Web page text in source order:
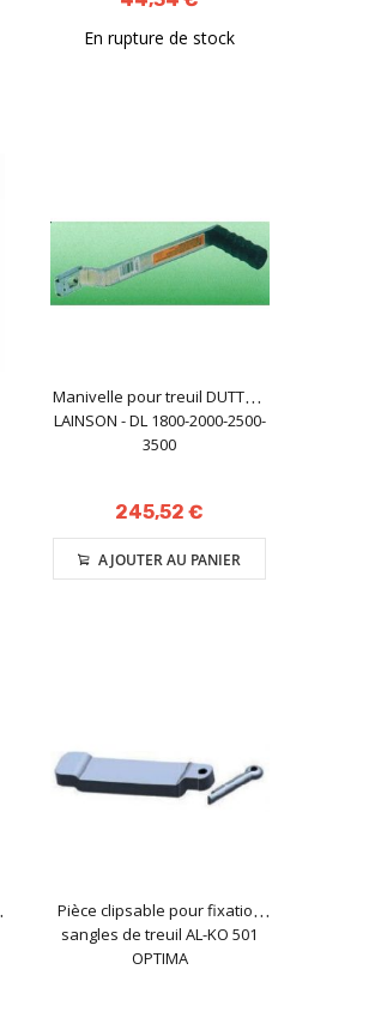
En rupture de stock
Manivelle pour treuil DUTTON
LAINSON - DL 1800-2000-2500-
3500
245,52 €
AJOUTER AU PANIER
Pièce clipsable pour fixation
sangles de treuil AL-KO 501
OPTIMA